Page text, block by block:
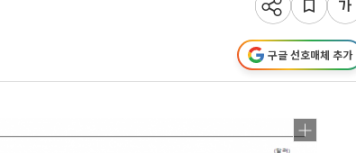
구글 선호매체 추가